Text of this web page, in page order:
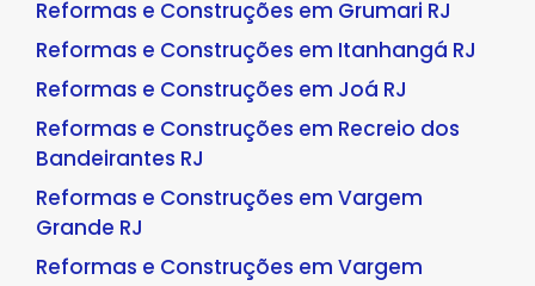
Reformas e Construções em Grumari RJ
Reformas e Construções em Itanhangá RJ
Reformas e Construções em Joá RJ
Reformas e Construções em Recreio dos
Bandeirantes RJ
Reformas e Construções em Vargem
Grande RJ
Reformas e Construções em Vargem